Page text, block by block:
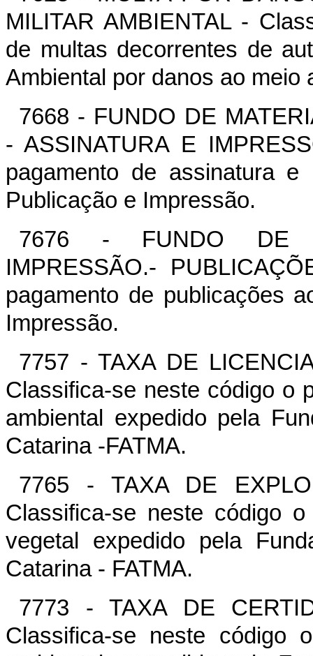
MILITAR AMBIENTAL -
de multas decorrentes de
Ambiental por danos ao meio
7668 - FUNDO DE
- ASSINATURA E
pagamento de assinatura
Publicação e Impressão.
7676 - FUNDO DE
IMPRESSÃO.-
pagamento de publicações
Impressão.
7757 - TAXA DE
Classifica-se neste código o
ambiental expedido pela
Catarina -FATMA.
7765 - TAXA DE
Classifica-se neste código
vegetal expedido pela
Catarina - FATMA.
7773 - TAXA DE
Classifica-se neste código